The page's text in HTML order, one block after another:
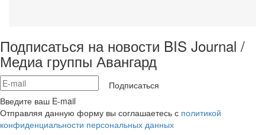
Подписаться на новости BIS Journal /
Медиа группы Авангард
Подписаться
Введите ваш E-mail
Отправляя данную форму вы соглашаетесь с политикой
конфиденциальности персональных данных